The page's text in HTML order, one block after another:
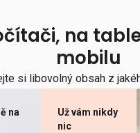
na
mobilu
si libovolný obsah z
na
Už vám nikdy
nic